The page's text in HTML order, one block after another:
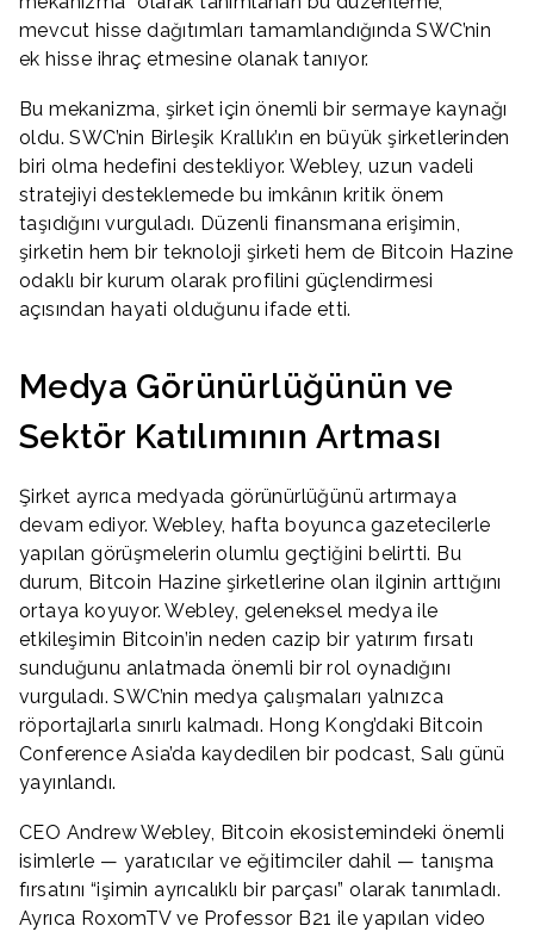
mevcut hisse dağıtımları tamamlandığında SWC’nin
ek hisse ihraç etmesine olanak tanıyor.
Bu mekanizma, şirket için önemli bir sermaye kaynağı
oldu. SWC’nin Birleşik Krallık’ın en büyük şirketlerinden
biri olma hedefini destekliyor. Webley, uzun vadeli
stratejiyi desteklemede bu imkânın kritik önem
taşıdığını vurguladı. Düzenli finansmana erişimin,
şirketin hem bir teknoloji şirketi hem de Bitcoin Hazine
odaklı bir kurum olarak profilini güçlendirmesi
açısından hayati olduğunu ifade etti.
Medya Görünürlüğünün ve
Sektör Katılımının Artması
Şirket ayrıca medyada görünürlüğünü artırmaya
devam ediyor. Webley, hafta boyunca gazetecilerle
yapılan görüşmelerin olumlu geçtiğini belirtti. Bu
durum, Bitcoin Hazine şirketlerine olan ilginin arttığını
ortaya koyuyor. Webley, geleneksel medya ile
etkileşimin Bitcoin’in neden cazip bir yatırım fırsatı
sunduğunu anlatmada önemli bir rol oynadığını
vurguladı. SWC’nin medya çalışmaları yalnızca
röportajlarla sınırlı kalmadı. Hong Kong’daki Bitcoin
Conference Asia’da kaydedilen bir podcast, Salı günü
yayınlandı.
CEO Andrew Webley, Bitcoin ekosistemindeki önemli
isimlerle — yaratıcılar ve eğitimciler dahil — tanışma
fırsatını “işimin ayrıcalıklı bir parçası” olarak tanımladı.
Ayrıca RoxomTV ve Professor B21 ile yapılan video